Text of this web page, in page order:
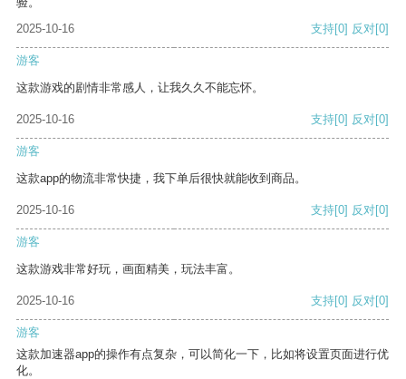
2025-10-16
支持[0] 反对[0]
游客
这款游戏的剧情非常感人，让我久久不能忘怀。
2025-10-16 支持[0] 反对[0]
游客
这款app的物流非常快捷，我下单后很快就能收到商品。
2025-10-16 支持[0] 反对[0]
游客
这款游戏非常好玩，画面精美，玩法丰富。
2025-10-16 支持[0] 反对[0]
游客
这款加速器app的操作有点复杂，可以简化一下，比如将设置页面进行优
化。